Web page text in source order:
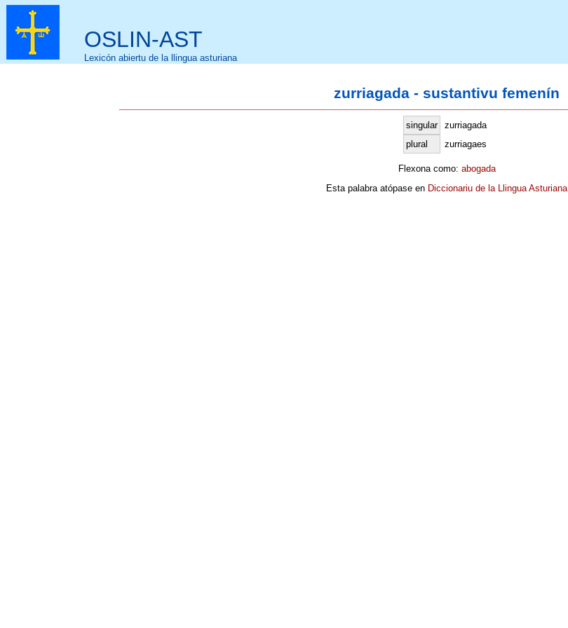
OSLIN-AST
Lexicón abiertu de la llingua asturiana
zurriagada - sustantivu femenín
singular
zurriagada
plural
zurriagaes
Flexona como: abogada
Esta palabra atópase en Diccionariu de la Llingua Asturiana